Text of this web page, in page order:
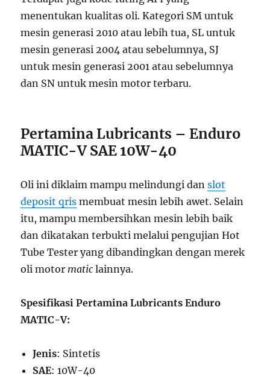
menentukan kualitas oli. Kategori SM untuk
mesin generasi 2010 atau lebih tua, SL untuk
mesin generasi 2004 atau sebelumnya, SJ
untuk mesin generasi 2001 atau sebelumnya
dan SN untuk mesin motor terbaru.
Pertamina Lubricants – Enduro
MATIC-V SAE 10W-40
Oli ini diklaim mampu melindungi danslot
deposit qris membuat mesin lebih awet. Selain
itu, mampu membersihkan mesin lebih baik
dan dikatakan terbukti melalui pengujian Hot
Tube Tester yang dibandingkan dengan merek
oli motor matic lainnya.
Spesifikasi Pertamina Lubricants Enduro
MATIC-V:
Jenis: Sintetis
SAE: 10W-40